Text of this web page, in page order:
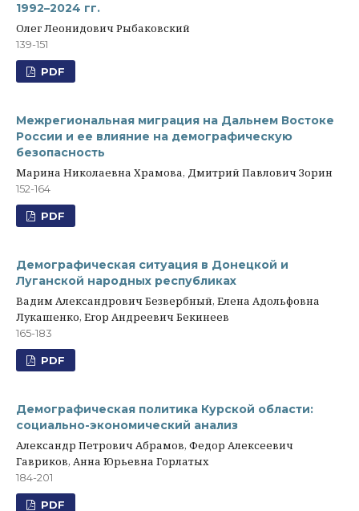
1992–2024 гг.
Олег Леонидович Рыбаковский
139-151
PDF
Межрегиональная миграция на Дальнем Востоке
России и ее влияние на демографическую
безопасность
Марина Николаевна Храмова, Дмитрий Павлович Зорин
152-164
PDF
Демографическая ситуация в Донецкой и
Луганской народных республиках
Вадим Александрович Безвербный, Елена Адольфовна
Лукашенко, Егор Андреевич Бекинеев
165-183
PDF
Демографическая политика Курской области:
социально-экономический анализ
Александр Петрович Абрамов, Федор Алексеевич
Гавриков, Анна Юрьевна Горлатых
184-201
PDF